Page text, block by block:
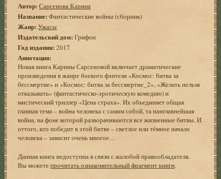
Автор: Сарсенова Карина
Название: Фантастические войны (сборник)
Жанр: Ужасы
Издательский дом: Грифон
Год издания: 2017
Аннотация:
Новая книга Карины Сарсеновой включает драматические
произведения в жанре боевого фэнтези «Космос: битва за
бессмертие» и «Космос: битва за бессмертие_2», «Желать нельзя
отказывать» (фантастическо-эротическую комедию) и
мистический триллер «Цена страха». Их объединяет общая
главная тема – война человека с самим собой, та наиглавнейшая
война, на фоне которой разворачиваются все жизненные битвы. И
оттого, кто победит в этой битве – светлое или тёмное начало
человека – зависит очень многое…
Данная книга недоступна в связи с жалобой правообладателя.
Вы можетепрочитать ознакомительный фрагмент книги.